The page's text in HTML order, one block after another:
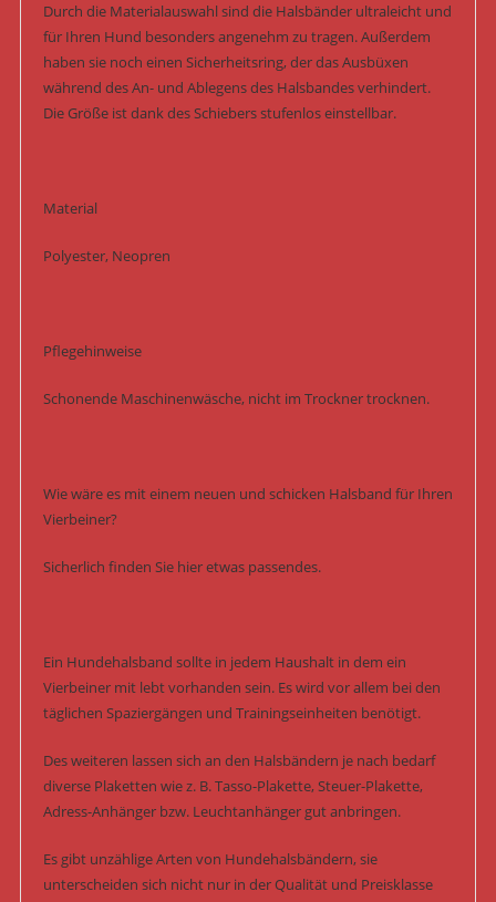
Durch die Materialauswahl sind die Halsbänder ultraleicht und
für Ihren Hund besonders angenehm zu tragen. Außerdem
haben sie noch einen Sicherheitsring, der das Ausbüxen
während des An- und Ablegens des Halsbandes verhindert.
Die Größe ist dank des Schiebers stufenlos einstellbar.
Material
Polyester, Neopren
Pflegehinweise
Schonende Maschinenwäsche, nicht im Trockner trocknen.
Wie wäre es mit einem neuen und schicken Halsband für Ihren
Vierbeiner?
Sicherlich finden Sie hier etwas passendes.
Ein Hundehalsband sollte in jedem Haushalt in dem ein
Vierbeiner mit lebt vorhanden sein. Es wird vor allem bei den
täglichen Spaziergängen und Trainingseinheiten benötigt.
Des weiteren lassen sich an den Halsbändern je nach bedarf
diverse Plaketten wie z. B. Tasso-Plakette, Steuer-Plakette,
Adress-Anhänger bzw. Leuchtanhänger gut anbringen.
Es gibt unzählige Arten von Hundehalsbändern, sie
unterscheiden sich nicht nur in der Qualität und Preisklasse